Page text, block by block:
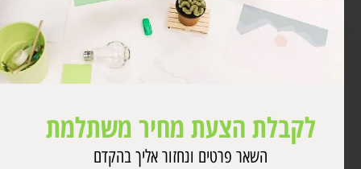
לקבלת הצעת מחיר משתלמת
השאר פרטים ונחזור אליך בהקדם